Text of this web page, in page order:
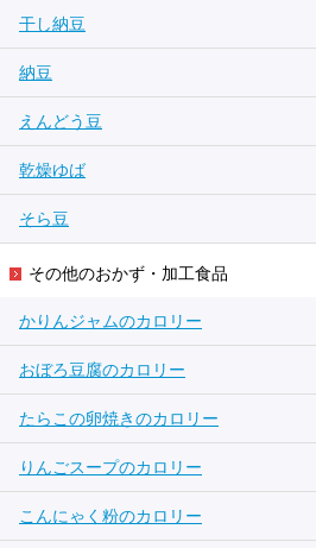
干し納豆
納豆
えんどう豆
乾燥ゆば
そら豆
その他のおかず・加工食品
かりんジャムのカロリー
おぼろ豆腐のカロリー
たらこの卵焼きのカロリー
りんごスープのカロリー
こんにゃく粉のカロリー